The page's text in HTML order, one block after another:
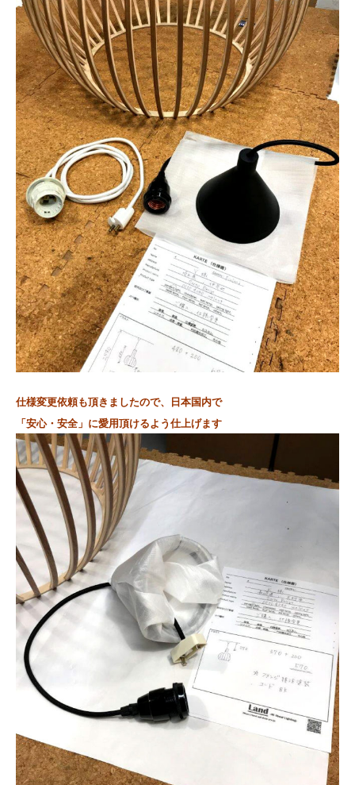
仕様変更依頼も頂きましたので、日本国内で
「安心・安全」に愛用頂けるよう 仕上げます